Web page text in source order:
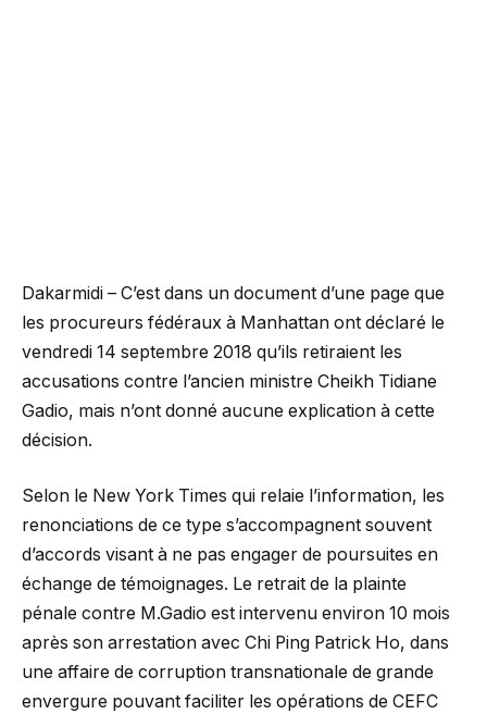
Dakarmidi – C’est dans un document d’une page que
les procureurs fédéraux à Manhattan ont déclaré le
vendredi 14 septembre 2018 qu’ils retiraient les
accusations contre l’ancien ministre Cheikh Tidiane
Gadio, mais n’ont donné aucune explication à cette
décision.
Selon le New York Times qui relaie l’information, les
renonciations de ce type s’accompagnent souvent
d’accords visant à ne pas engager de poursuites en
échange de témoignages. Le retrait de la plainte
pénale contre M.Gadio est intervenu environ 10 mois
après son arrestation avec Chi Ping Patrick Ho, dans
une affaire de corruption transnationale de grande
envergure pouvant faciliter les opérations de CEFC